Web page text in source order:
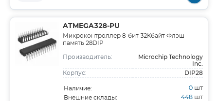
ATMEGA328-PU
Микроконтроллер 8-бит 32Кбайт Флэш-
память 28DIP
Производитель:
Microchip Technology
Inc.
Корпус: DIP28
Наличие: 0 шт
Внешние склады: 448 шт